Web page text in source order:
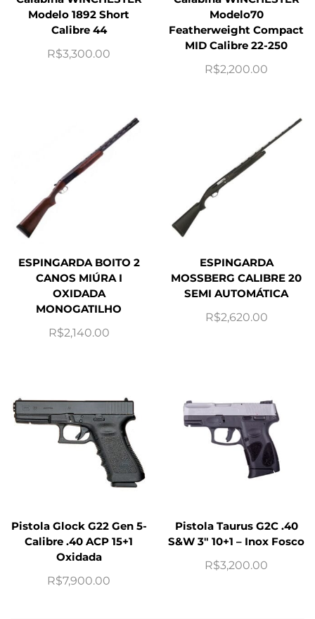
Modelo 1892 Short
Calibre 44
R$3,300.00
Modelo70
Featherweight Compact
MID Calibre 22-250
R$2,200.00
ESPINGARDA BOITO 2
CANOS MIÚRA I
OXIDADA
MONOGATILHO
R$2,140.00
ESPINGARDA
MOSSBERG CALIBRE 20
SEMI AUTOMÁTICA
R$2,620.00
Pistola Glock G22 Gen 5-
Calibre .40 ACP 15+1
Oxidada
R$7,900.00
Pistola Taurus G2C .40
S&W 3″ 10+1 – Inox Fosco
R$3,200.00